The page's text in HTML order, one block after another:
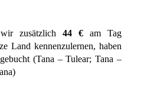
zusätzlich 44 € am Tag
Land kennenzulernen, haben
(Tana – Tulear; Tana –